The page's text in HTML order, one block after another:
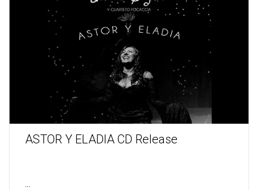
ASTOR Y ELADIA CD Release
...